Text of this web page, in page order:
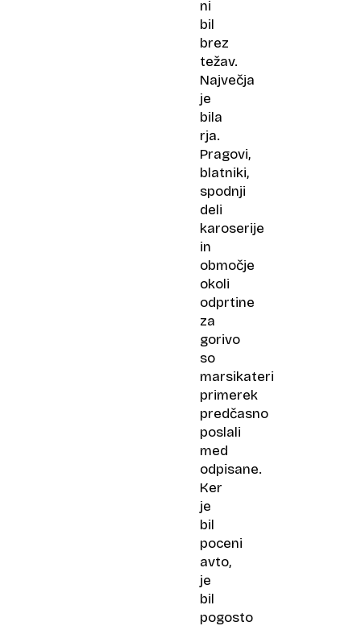
ni
bil
brez
težav.
Največja
je
bila
rja.
Pragovi,
blatniki,
spodnji
deli
karoserije
in
območje
okoli
odprtine
za
gorivo
so
marsikateri
primerek
predčasno
poslali
med
odpisane.
Ker
je
bil
poceni
avto,
je
bil
pogosto